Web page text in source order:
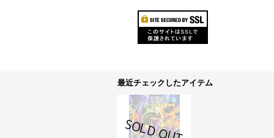
最近チェックしたアイテム